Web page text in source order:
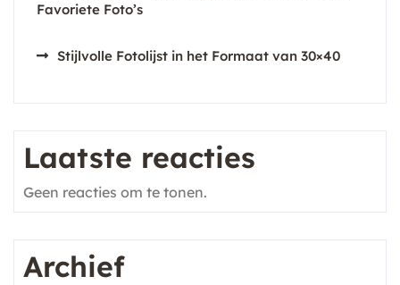
Favoriete Foto’s
Stijlvolle Fotolijst in het Formaat van 30×40
Laatste reacties
Geen reacties om te tonen.
Archief